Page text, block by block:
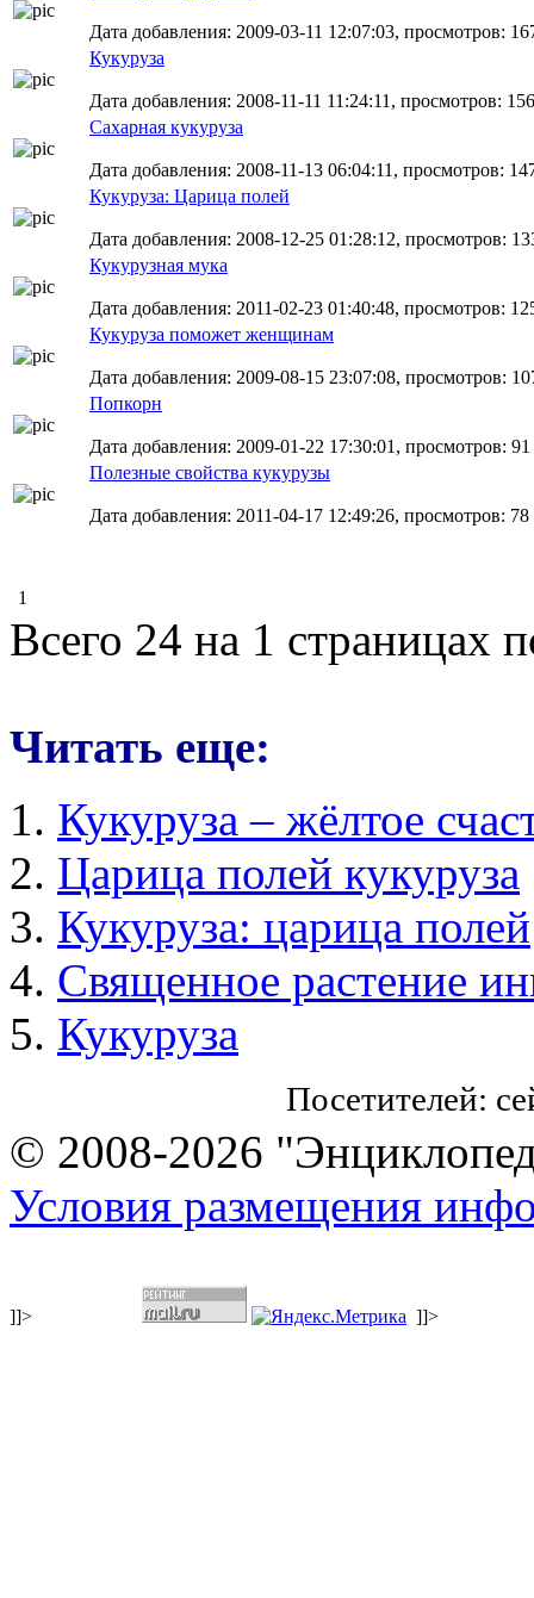
Дата добавления: 2009-03-11 12:07:03, просмотров:
Кукуруза
Дата добавления: 2008-11-11 11:24:11, просмотров: 156
Сахарная кукуруза
Дата добавления: 2008-11-13 06:04:11, просмотров:
Кукуруза: Царица полей
Дата добавления: 2008-12-25 01:28:12, просмотров:
Кукурузная мука
Дата добавления: 2011-02-23 01:40:48, просмотров:
Кукуруза поможет женщинам
Дата добавления: 2009-08-15 23:07:08, просмотров:
Попкорн
Дата добавления: 2009-01-22 17:30:01, просмотров: 91
Полезные свойства кукурузы
Дата добавления: 2011-04-17 12:49:26, просмотров: 78
1
Всего 24 на 1 страницах
Читать еще:
Кукуруза – жёлтое
Царица полей кукуруза
Кукуруза: царица полей
Священное растение
Кукуруза
Посетителей:
© 2008-2026
Условия размещения
]]> ]]>